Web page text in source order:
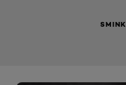
SMINK